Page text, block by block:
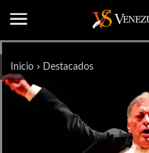
Inicio Destacados